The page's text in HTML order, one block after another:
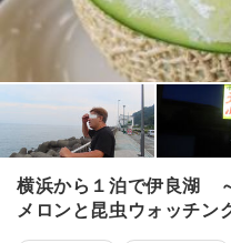
・
小
・
犬
・
春
日
井
横浜から１泊で伊良湖
メロンと昆虫ウォッチン